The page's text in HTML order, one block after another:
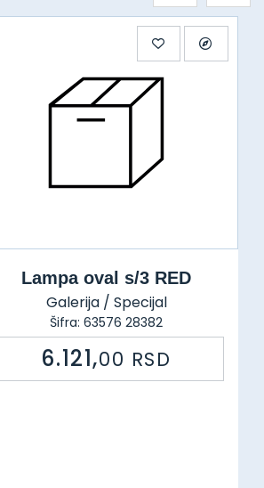
Lampa oval s/3 RED
Galerija / Specijal
Šifra: 63576 28382
6.121,00 RSD